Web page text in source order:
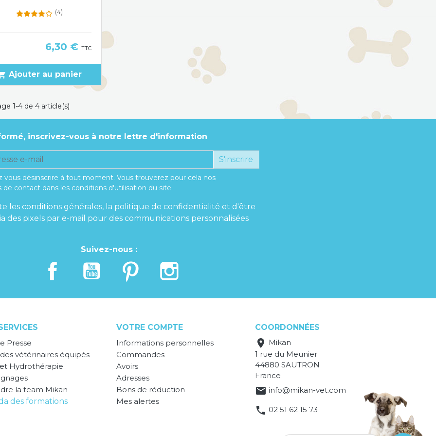
(4)
Prix
6,30 € TTC
Ajouter au panier
1-4 de 4 article(s)
inscrivez-vous à notre lettre d'information
S'inscrire
vous désinscrire à tout moment. Vous trouverez pour cela nos
de contact dans les conditions d'utilisation du site.
les conditions générales, la politique de confidentialité et d'être
des pixels par e-mail pour des communications personnalisées
Suivez-nous :
Presse
vétérinaires équipés
Hydrothérapie
la team Mikan
des formations
VOTRE COMPTE
Informations personnelles
Commandes
Avoirs
Adresses
Bons de réduction
Mes alertes
COORDONNÉES
 Mikan
1 rue du Meunier
44880 SAUTRON
France
 info@mikan-vet.com
 02 51 62 15 73